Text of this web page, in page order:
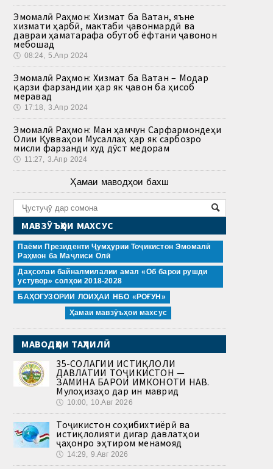
Эмомалӣ Раҳмон: Хизмат ба Ватан, яъне
хизмати ҳарбӣ, мактаби ҷавонмардӣ ва
давраи ҳаматарафа обутоб ёфтани ҷавонон
мебошад
🕔 08:24, 5.Апр 2024
Эмомалӣ Раҳмон: Хизмат ба Ватан – Модар
қарзи фарзандии ҳар як ҷавон ба ҳисоб
меравад
🕔 17:18, 3.Апр 2024
Эмомалӣ Раҳмон: Ман ҳамчун Сарфармондеҳи
Олии Қувваҳои Мусаллаҳ ҳар як сарбозро
мисли фарзанди худ дӯст медорам
🕔 11:27, 3.Апр 2024
Ҳамаи маводҳои бахш
МАВЗӮЪҲОИ МАХСУС
Паёми Президенти Ҷумҳурии Тоҷикистон Эмомалӣ
Раҳмон ба Маҷлиси Олӣ
Даҳсолаи байналмилалии амал «Об барои рушди
устувор» солҳои 2018-2028
БАҲОГУЗОРИИ ЛОИҲАИ НБО «РОҒУН»
Ҳамаи мавзӯъҳои махсус
МАВОДҲОИ ТАҲЛИЛӢ
35-СОЛАГИИ ИСТИҚЛОЛИ
ДАВЛАТИИ ТОҶИКИСТОН —
ЗАМИНА БАРОИ ИМКОНОТИ НАВ.
Мулоҳизаҳо дар ин маврид
🕔 10:00, 10.Авг 2026
Тоҷикистон соҳибихтиёрӣ ва
истиқлолияти дигар давлатҳои
ҷаҳонро эҳтиром менамояд
🕔 14:29, 9.Авг 2026